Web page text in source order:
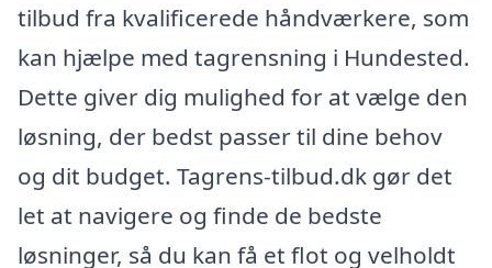
tilbud fra kvalificerede håndværkere, som
kan hjælpe med tagrensning i Hundested.
Dette giver dig mulighed for at vælge den
løsning, der bedst passer til dine behov
og dit budget. Tagrens-tilbud.dk gør det
let at navigere og finde de bedste
løsninger, så du kan få et flot og velholdt